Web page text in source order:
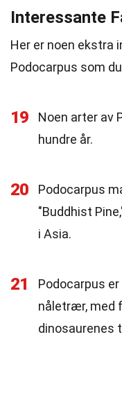
Interessante
Her er noen ekstra
Podocarpus som
19
Noen arter av
hundre år.
20
Podocarpus
"Buddhist
i Asia.
21
Podocarpus
nåletrær, med
dinosaurenes